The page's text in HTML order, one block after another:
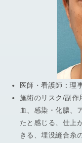
医師・看護師：理
施術のリスク/副作
血、感染・化膿、
たと感じる、仕上
きる、埋没縫合糸